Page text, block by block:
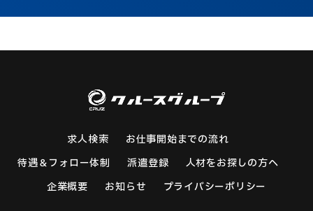
求人検索
お仕事開始までの流れ
待遇＆フォロー体制
派遣登録
人材をお探しの方へ
企業概要
お知らせ プライバシーポリシー